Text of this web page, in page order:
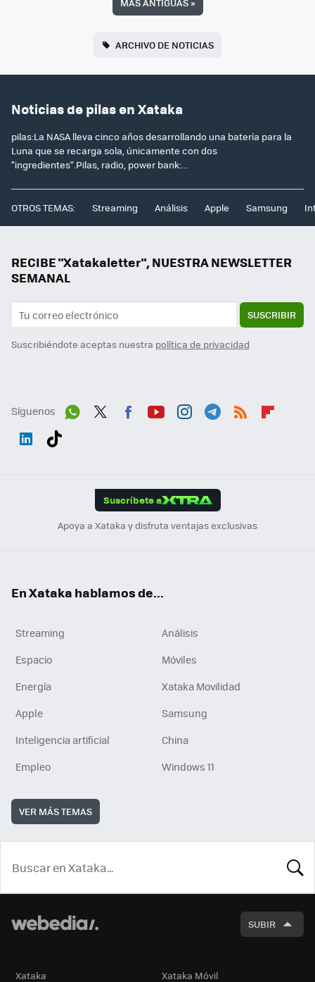
ARCHIVO DE NOTICIAS
Noticias de pilas en Xataka
pilas:La NASA lleva cinco años desarrollando una batería para la
Luna que se recarga sola, únicamente con dos
“ingredientes”.Pilas, radio, power bank:...
OTROS TEMAS: Streaming Análisis Apple Samsung
RECIBE "Xatakaletter", NUESTRA NEWSLETTER
SEMANAL
SUSCRIBIR
Suscribiéndote aceptas nuestra política de privacidad
Síguenos
Suscríbete a
Apoya a Xataka y disfruta ventajas exclusivas
En Xataka hablamos de...
Streaming
Análisis
Espacio
Móviles
Energía
Xataka Movilidad
Apple
Samsung
Inteligencia artificial
China
Empleo
Windows 11
VER MÁS TEMAS
SUBIR
Xataka Xataka Móvil